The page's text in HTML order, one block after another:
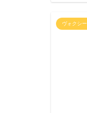
ヴォクシー